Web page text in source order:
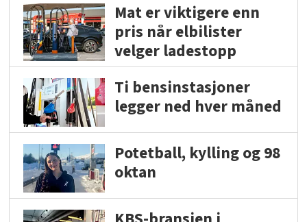
Mat er viktigere enn
pris når elbilister
velger ladestopp
Ti bensinstasjoner
legger ned hver måned
Potetball, kylling og 98
oktan